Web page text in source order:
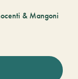
& Mangoni